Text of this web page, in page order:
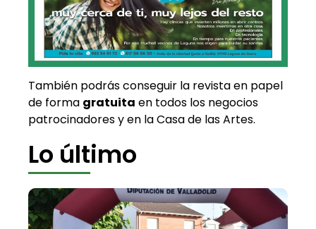
También podrás conseguir la revista en papel
de forma gratuita en todos los negocios
patrocinadores y en la Casa de las Artes.
Lo último